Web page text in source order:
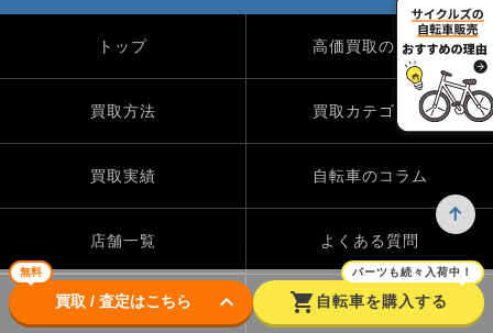
無料
買取 / 査定はこちら keyboard_arrow_down shopping_cart
パーツも続々入荷中！
自転車を購入する
トップ 高価買取のワケ
買取方法 買取カテゴリー
買取実績 自転車のコラム
店舗一覧 よくある質問
Instagram X